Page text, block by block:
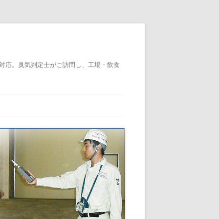
。臭気判定士がご訪問し、工場・飲食